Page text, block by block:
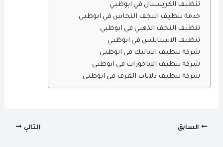
تنظيف الكريستال في ابوظبي
خدمة تنظيف النجف النحاس في ابوظبي
تنظيف النجف الذهبي في ابوظبي
تنظيف الاستانلس في ابوظبي
شركة تنظيف الاباليك في ابوظبي
شركة تنظيف الاباجورات في ابوظبي
شركة تنظيف دلايات الغرف في ابوظبي
السابق التالي